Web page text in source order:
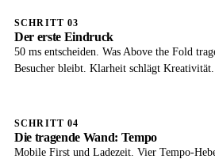
SCHRITT 03
Der erste Eindruck
50 ms entscheiden. Was Above the Fold
Besucher bleibt. Klarheit schlägt Kreativität.
SCHRITT 04
Die tragende Wand: Tempo
Mobile First und Ladezeit. Vier Tempo-